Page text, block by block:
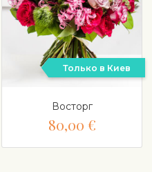
Только в Киев
Восторг
80,00 €